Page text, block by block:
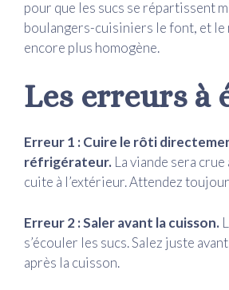
pour que les sucs se répartissent
boulangers-cuisiniers le font, et
encore plus homogène.
Les erreurs à
Erreur 1 : Cuire le rôti
réfrigérateur. La viande sera
cuite à l’extérieur. Attendez
Erreur 2 : Saler avant la cuisson.
s’écouler les sucs. Salez juste
après la cuisson.